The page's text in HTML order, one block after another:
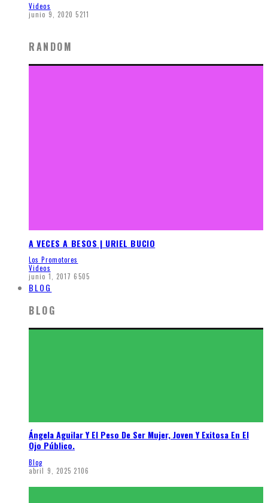
Videos
junio 9, 2020 5211
RANDOM
A VECES A BESOS | URIEL BUCIO
Los Promotores
Videos
junio 1, 2017 6505
BLOG
BLOG
Ángela Aguilar Y El Peso De Ser Mujer, Joven Y Exitosa En El
Ojo Público.
Blog
abril 9, 2025 2106